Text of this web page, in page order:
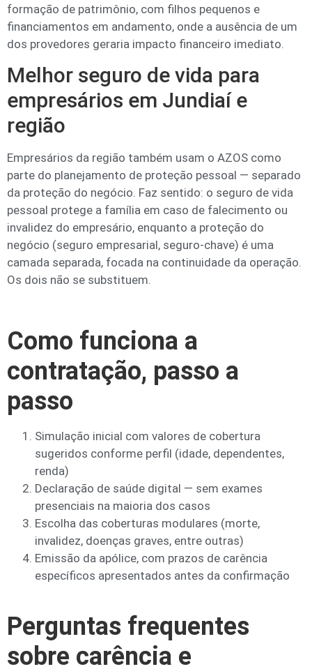
formação de patrimônio, com filhos pequenos e
financiamentos em andamento, onde a ausência de um
dos provedores geraria impacto financeiro imediato.
Melhor seguro de vida para
empresários em Jundiaí e
região
Empresários da região também usam o AZOS como
parte do planejamento de proteção pessoal — separado
da proteção do negócio. Faz sentido: o seguro de vida
pessoal protege a família em caso de falecimento ou
invalidez do empresário, enquanto a proteção do
negócio (seguro empresarial, seguro-chave) é uma
camada separada, focada na continuidade da operação.
Os dois não se substituem.
Como funciona a
contratação, passo a
passo
Simulação inicial com valores de cobertura
sugeridos conforme perfil (idade, dependentes,
renda)
Declaração de saúde digital — sem exames
presenciais na maioria dos casos
Escolha das coberturas modulares (morte,
invalidez, doenças graves, entre outras)
Emissão da apólice, com prazos de carência
específicos apresentados antes da confirmação
Perguntas frequentes
sobre carência e